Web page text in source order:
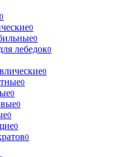
0
0
0
лебедок0
0
0
0
0
0
0
0